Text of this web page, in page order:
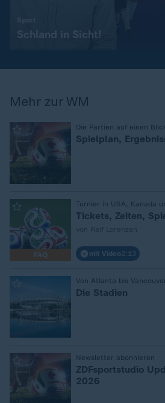
Schland in Sicht!
Mehr zur WM
Die Partien auf einen
Spielplan,
FAQ
Turnier in USA, Kanada
Tickets, Zeiten,
mit Video2:13
Von Atlanta bis
Die Stadien
Newsletter abonnieren
ZDFsportstudio
2026